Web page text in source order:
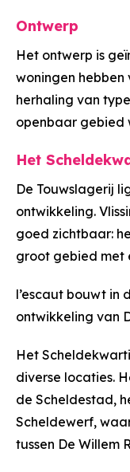
Ontwerp
Het ontwerp is
woningen hebben
herhaling van
openbaar gebied
Het
De Touwslagerij
ontwikkeling.
goed zichtbaar:
groot gebied met
l’escaut bouwt in
ontwikkeling van
Het
diverse locaties.
de Scheldestad,
Scheldewerf,
tussen De Willem